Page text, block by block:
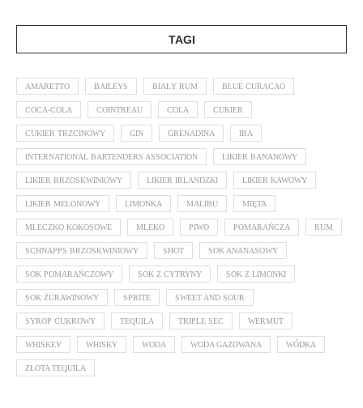
TAGI
AMARETTO BAILEYS BIAŁY RUM BLUE CURACAO
COCA-COLA COINTREAU COLA CUKIER
CUKIER TRZCINOWY GIN GRENADINA IBA
INTERNATIONAL BARTENDERS ASSOCIATION LIKIER BANANOWY
LIKIER BRZOSKWINIOWY LIKIER IRLANDZKI LIKIER KAWOWY
LIKIER MELONOWY LIMONKA MALIBU MIĘTA
MLECZKO KOKOSOWE MLEKO PIWO POMARAŃCZA RUM
SCHNAPPS BRZOSKWINIOWY SHOT SOK ANANASOWY
SOK POMARAŃCZOWY SOK Z CYTRYNY SOK Z LIMONKI
SOK ŻURAWINOWY SPRITE SWEET AND SOUR
SYROP CUKROWY TEQUILA TRIPLE SEC WERMUT
WHISKEY WHISKY WODA WODA GAZOWANA WÓDKA
ZŁOTA TEQUILA